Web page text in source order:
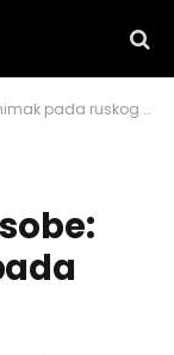
pada ruskog aviona